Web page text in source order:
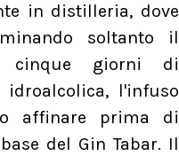
in distilleria, dove
soltanto il
cinque giorni di
idroalcolica, l'infuso
affinare prima di
del Gin Tabar. Il